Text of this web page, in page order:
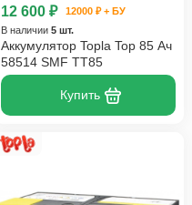
12 600 ₽
12000 ₽ + БУ
В наличии 5 шт.
Аккумулятор Topla Top 85 Ач
58514 SMF TT85
Купить